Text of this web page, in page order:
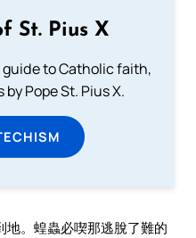
St. Pius X
guide to Catholic faith,
Pope St. Pius X.
。蝗蟲必喫那逃脫了難的